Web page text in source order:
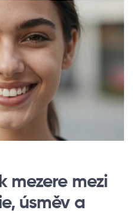
mezere mezi
úsměv a